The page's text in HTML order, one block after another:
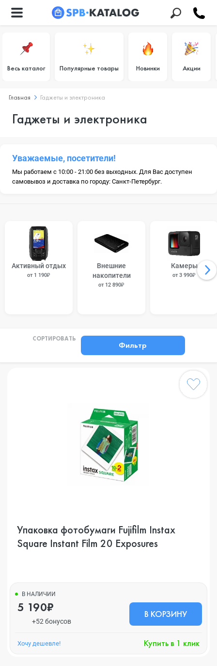
Весь каталог Популярные товары Новинки Акции
Главная Гаджеты и электроника
Гаджеты и электроника
Уважаемые, посетители!
Мы работаем с 10:00 - 21:00 без выходных. Для Вас доступен
самовывоз и доставка по городу: Санкт-Петербург.
Активный отдых
от 1 190₽
Внешние
накопители
от 12 890₽
Камеры
от 3 990₽
СОРТИРОВАТЬ
Фильтр
Упаковка фотобумаги Fujifilm Instax
Square Instant Film 20 Exposures
В НАЛИЧИИ
5 190₽
+52 бонусов
В КОРЗИНУ
Хочу дешевле! Купить в 1 клик